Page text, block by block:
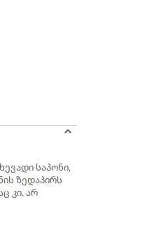
საპონი,
ზედაპირს
კი. არ